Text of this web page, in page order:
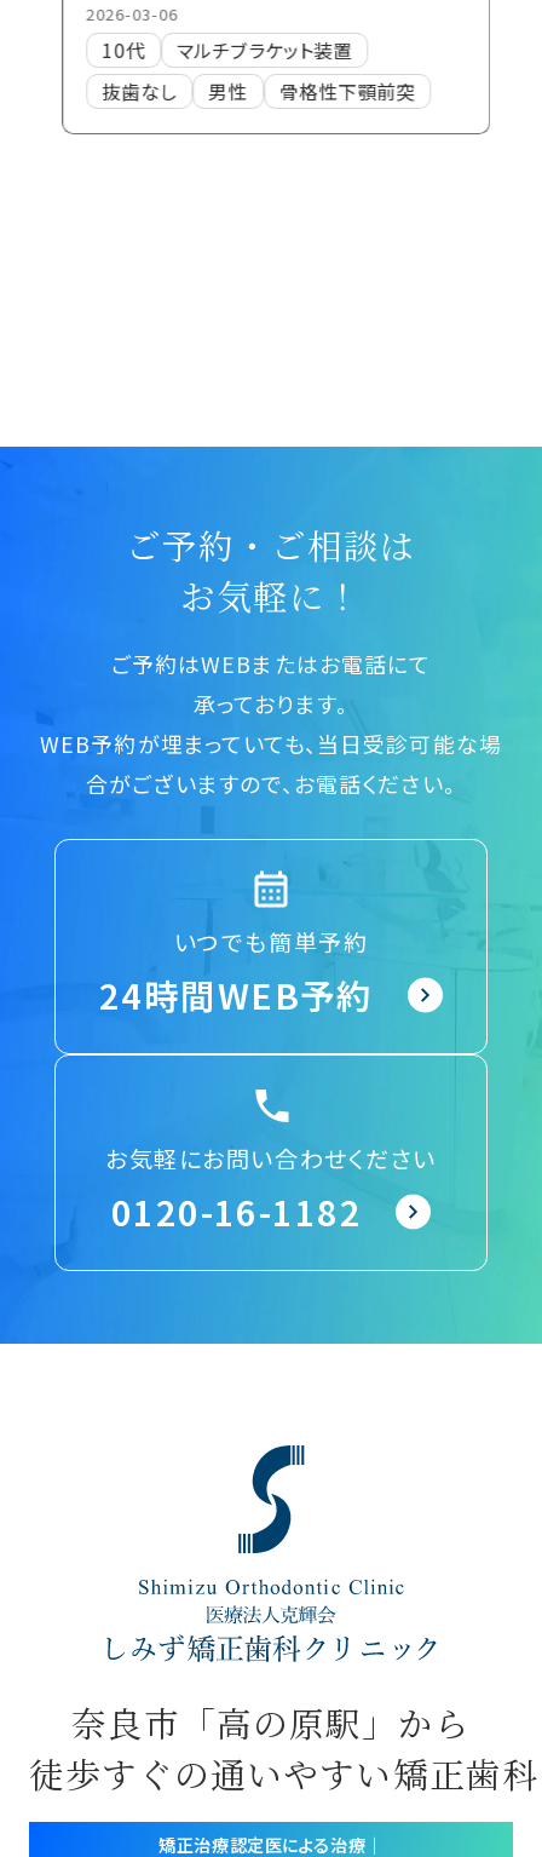
2026-03-06
10代
マルチブラケット装置
抜歯なし
男性 骨格性下顎前突
ご予約・ご相談は
お気軽に！
ご予約はWEBまたはお電話にて
承っております。
WEB予約が埋まっていても、当日受診可能な場
合がございますので、お電話ください。
いつでも簡単予約
24時間WEB予約
お気軽にお問い合わせください
0120-16-1182
奈良市「高の原駅」から
徒歩すぐの通いやすい矯正歯科
矯正治療認定医による治療｜